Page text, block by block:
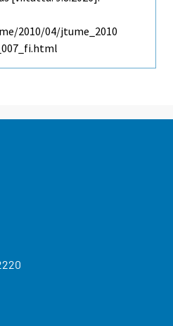
2010/04/jtume_2010